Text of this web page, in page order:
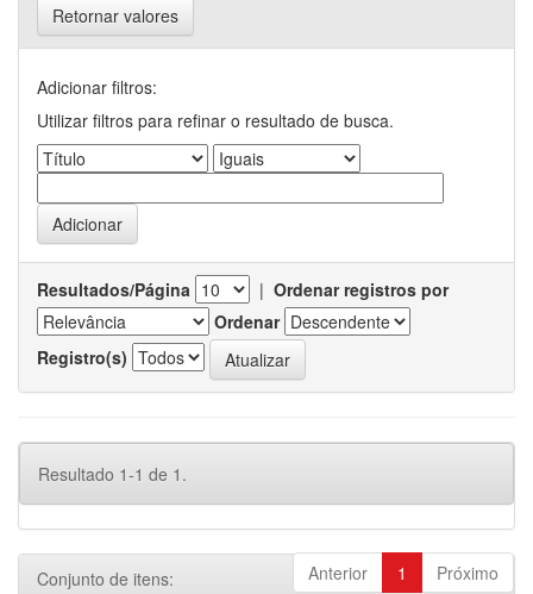
Retornar valores
Adicionar filtros:
Utilizar filtros para refinar o resultado de busca.
Resultados/Página | Ordenar registros por
Ordenar
Registro(s)
Resultado 1-1 de 1.
Anterior 1 Próximo
Conjunto de itens: